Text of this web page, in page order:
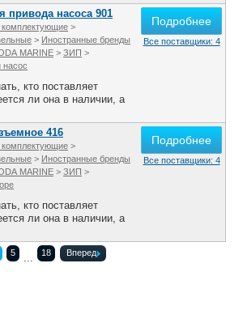
привода насоса 901
комплектующие >
> Иностранные бренды
MARINE > ЗИП >
кто поставляет
ли она в наличии, а
Подробнее
Все поставщики: 4
416
комплектующие >
> Иностранные бренды
MARINE > ЗИП >
кто поставляет
ли она в наличии, а
Подробнее
Все поставщики: 4
5 ... 18 Вперед